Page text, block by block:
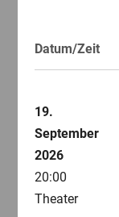
Datum/Zeit
19.
September
2026
20:00
Theater